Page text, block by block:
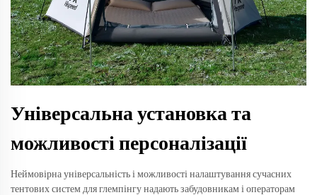
Універсальна установка та
можливості персоналізації
Неймовірна універсальність і можливості налаштування сучасних
тентових систем для глемпінгу надають забудовникам і операторам